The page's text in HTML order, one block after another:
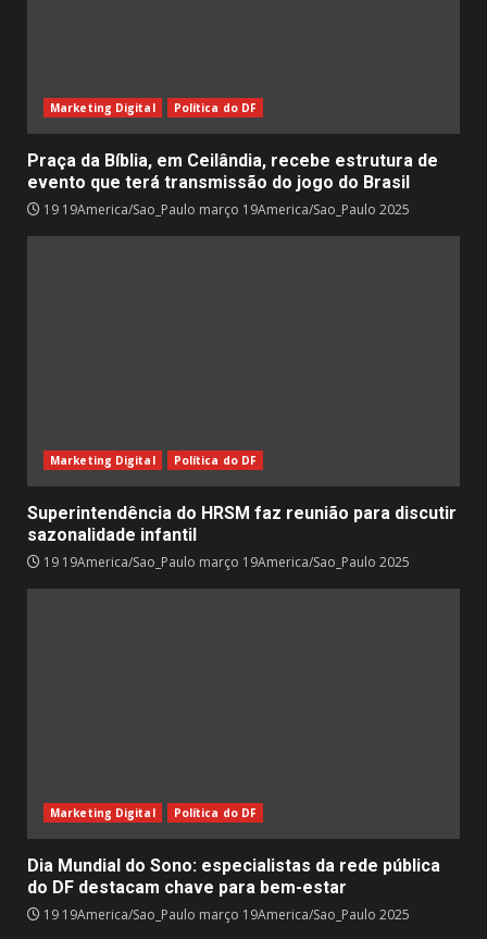
Marketing Digital Política do DF
Praça da Bíblia, em Ceilândia, recebe estrutura de
evento que terá transmissão do jogo do Brasil
19 19America/Sao_Paulo março 19America/Sao_Paulo 2025
Marketing Digital Política do DF
Superintendência do HRSM faz reunião para discutir
sazonalidade infantil
19 19America/Sao_Paulo março 19America/Sao_Paulo 2025
Marketing Digital Política do DF
Dia Mundial do Sono: especialistas da rede pública
do DF destacam chave para bem-estar
19 19America/Sao_Paulo março 19America/Sao_Paulo 2025